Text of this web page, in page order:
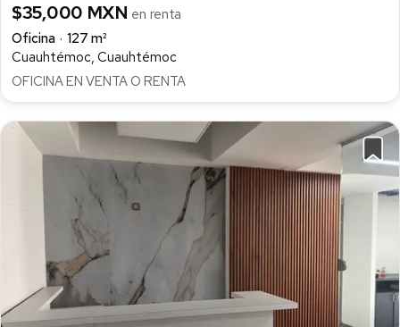
$35,000 MXN en renta
Oficina
127 m²
Cuauhtémoc, Cuauhtémoc
OFICINA EN VENTA O RENTA